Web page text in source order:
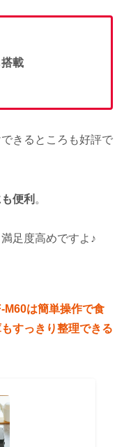
載
きるところも好評で
便利 。
足度高めですよ♪
は簡単操作で食
すっきり整理できる